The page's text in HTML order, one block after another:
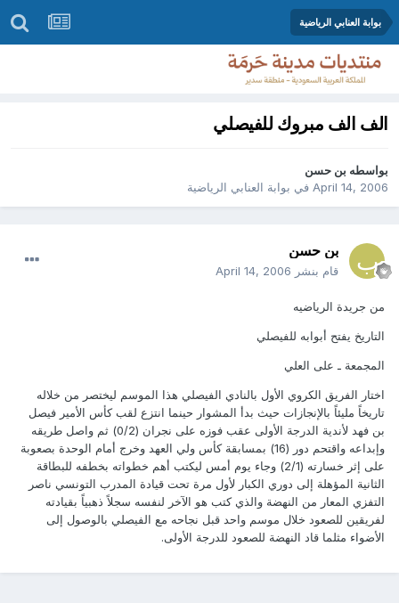
بوابة العنابي الرياضية
الف الف مبروك للفيصلي
بواسطه بن حسن
April 14, 2006في بوابة العنابي الرياضية
بن حسن
قام بنشر April 14, 2006
من جريدة الرياضيه
التاريخ يفتح أبوابه للفيصلي
المجمعة ـ على العلي
اختار الفريق الكروي الأول بالنادي الفيصلي هذا الموسم ليختصر من خلاله
تاريخاً مليئاً بالإنجازات حيث بدأ المشوار حينما انتزع لقب كأس الأمير فيصل
بن فهد لأندية الدرجة الأولى عقب فوزه على نجران (0/2) ثم واصل طريقه
وإبداعه واقتحم دور (16) بمسابقة كأس ولي العهد وخرج أمام الوحدة بصعوبة
على إثر خسارته (2/1) وجاء يوم أمس ليكتب أهم خطواته بخطفه للبطاقة
الثانية المؤهلة إلى دوري الكبار لأول مرة تحت قيادة المدرب التونسي ناصر
التفزي المعار من النهضة والذي كتب هو الآخر لنفسه سجلاً ذهبياً بقيادته
لفريقين للصعود خلال موسم واحد قبل نجاحه مع الفيصلي بالوصول إلى
الأضواء مثلما قاد النهضة للصعود للدرجة الأولى.